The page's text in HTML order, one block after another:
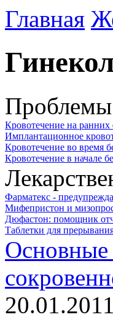
Главная
Проблемы
Кровотечение на ранних
Имплантационное
Кровотечение во время
Кровотечение в начале
Фарматекс -
Мифепристон и
Дюфастон: помощник
Таблетки для
Основные
20.01.2011